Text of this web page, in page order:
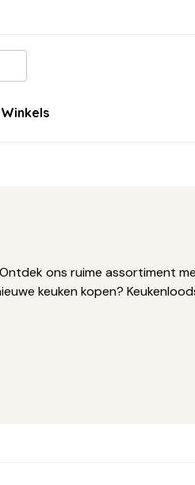
Winkels
ons ruime assortiment
keuken kopen?